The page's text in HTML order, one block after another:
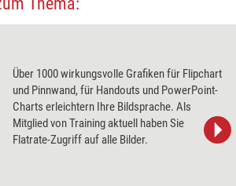
Über 1000 wirkungsvolle Grafiken für Flipchart
und Pinnwand, für Handouts und PowerPoint-
Charts erleichtern Ihre Bildsprache. Als
Mitglied von Training aktuell haben Sie
Flatrate-Zugriff auf alle Bilder.